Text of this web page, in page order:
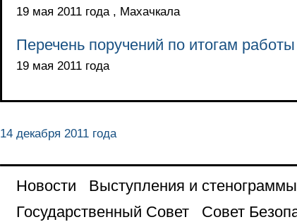
19 мая 2011 года , Махачкала
Перечень поручений по итогам
19 мая 2011 года
14 декабря 2011 года
Новости Выступления и стенограммы
Государственный Совет
Совет